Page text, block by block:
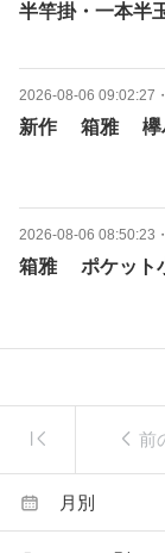
半竿掛・一本半
2026-08-06 09:02:27 ・
新作 箱雅 欅
2026-08-06 08:50:23 ・
箱雅 ポケッ
前
月別